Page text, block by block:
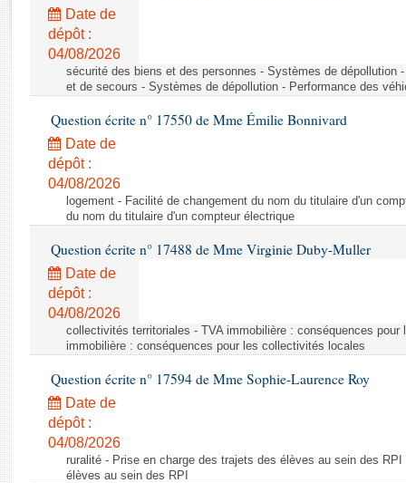
Rapports législatifs
Rapports sur l'application des lois
Baromètre de l’application des lois
Dossiers législatifs
Budget et sécurité sociale
Questions écrites et orales
Comptes rendus des débats
Date de
dépôt :
04/08/2026
sécurité des biens et des personnes - Systèmes de dépollution
et de secours - Systèmes de dépollution - Performance des
Question écrite n° 17550 de Mme Émilie Bonnivard
Date de
dépôt :
04/08/2026
logement - Facilité de changement du nom du titulaire d'un
du nom du titulaire d'un compteur électrique
Question écrite n° 17488 de Mme Virginie Duby-Muller
Date de
dépôt :
04/08/2026
collectivités territoriales - TVA immobilière : conséquences
immobilière : conséquences pour les collectivités locales
Question écrite n° 17594 de Mme Sophie-Laurence Roy
Date de
dépôt :
04/08/2026
ruralité - Prise en charge des trajets des élèves au sein des
élèves au sein des RPI